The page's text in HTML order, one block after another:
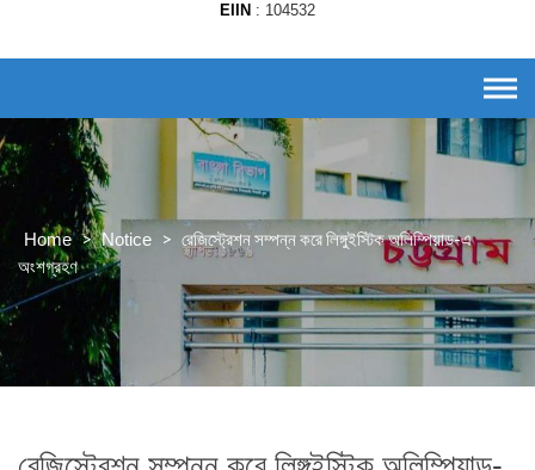
EIIN 104532
Home > Notice > রেজিস্ট্রেশন সম্পন্ন করে লিঙ্গুইস্টিক অলিম্পিয়াড-এ
অংশগ্রহণ